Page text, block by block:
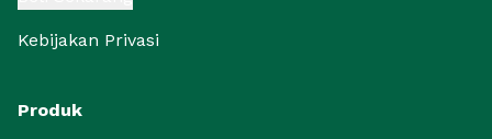
Kebijakan Privasi
Produk